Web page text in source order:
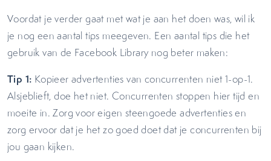
Voordat je verder gaat met wat je aan het doen was, wil ik
je nog een aantal tips meegeven. Een aantal tips die het
gebruik van de Facebook Library nog beter maken:
Tip 1: Kopieer advertenties van concurrenten niet 1-op-1.
Alsjeblieft, doe het niet. Concurrenten stoppen hier tijd en
moeite in. Zorg voor eigen steengoede advertenties en
zorg ervoor dat je het zo goed doet dat je concurrenten bij
jou gaan kijken.